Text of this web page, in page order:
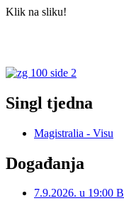
Klik na sliku!
Singl tjedna
Magistralia - Visu
Događanja
7.9.2026. u 19:00